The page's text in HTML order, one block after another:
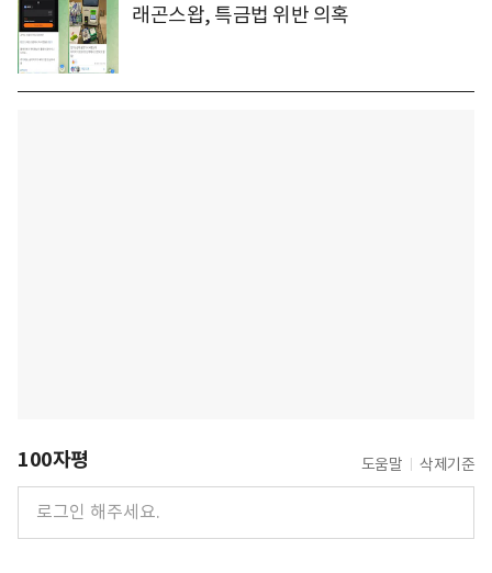
래곤스왑, 특금법 위반 의혹
100자평 도움말 삭제기준